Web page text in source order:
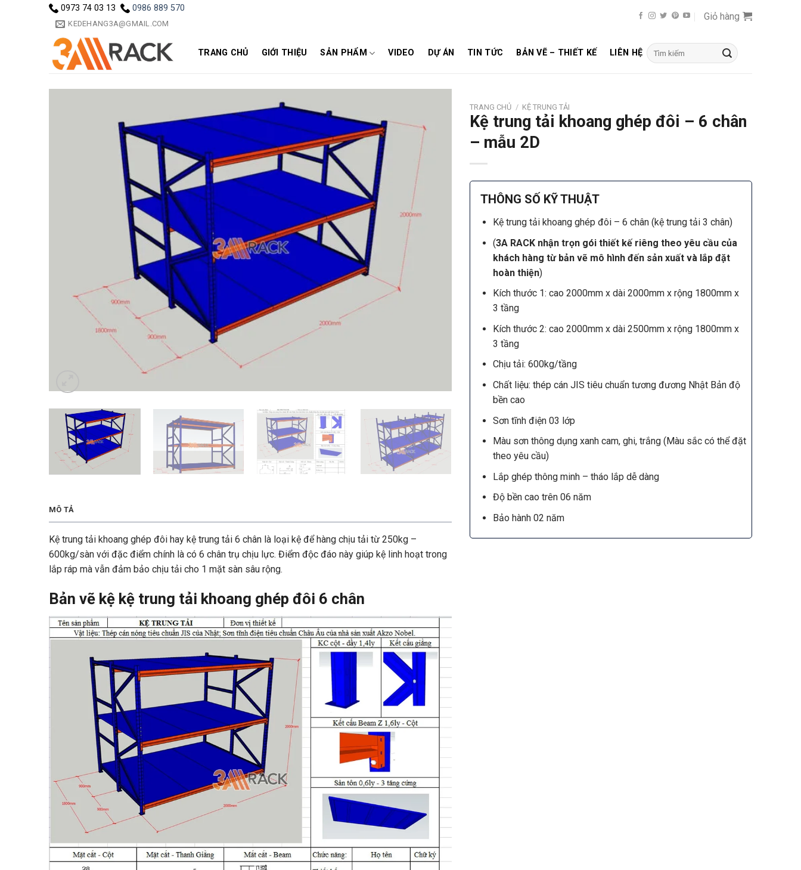
0973 74 03 13 0986 889 570
KEDEHANG3A@GMAIL.COM
Giỏ hàng
TRANG CHỦ GIỚI THIỆU SẢN PHẨM VIDEO DỰ ÁN TIN TỨC BẢN VẼ – THIẾT KẾ LIÊN HỆ Tìm
kiếm:
MÔ TẢ
Kệ trung tải khoang ghép đôi hay kệ trung tải 6 chân là loại kệ để hàng chịu tải từ 250kg –
600kg/sàn với đặc điểm chính là có 6 chân trụ chịu lực. Điểm độc đáo này giúp kệ linh hoạt trong
lắp ráp mà vẫn đảm bảo chịu tải cho 1 mặt sàn sâu rộng.
Bản vẽ kệ kệ trung tải khoang ghép đôi 6 chân
TRANG CHỦ / KỆ TRUNG TẢI
Kệ trung tải khoang ghép đôi – 6 chân
– mẫu 2D
THÔNG SỐ KỸ THUẬT
Kệ trung tải khoang ghép đôi – 6 chân (kệ trung tải 3 chân)
(3A RACK nhận trọn gói thiết kế riêng theo yêu cầu của
khách hàng từ bản vẽ mô hình đến sản xuất và lắp đặt
hoàn thiện)
Kích thước 1: cao 2000mm x dài 2000mm x rộng 1800mm x
3 tầng
Kích thước 2: cao 2000mm x dài 2500mm x rộng 1800mm x
3 tầng
Chịu tải: 600kg/tầng
Chất liệu: thép cán JIS tiêu chuẩn tương đương Nhật Bản độ
bền cao
Sơn tĩnh điện 03 lớp
Màu sơn thông dụng xanh cam, ghi, trắng (Màu sắc có thể đặt
theo yêu cầu)
Lắp ghép thông minh – tháo lắp dễ dàng
Độ bền cao trên 06 năm
Bảo hành 02 năm